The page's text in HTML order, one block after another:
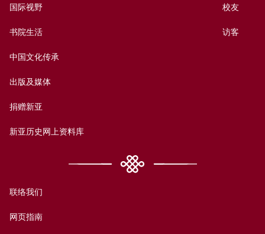
国际视野
书院生活
中国文化传承
出版及媒体
捐赠新亚
新亚历史网上资料库
校友
访客
联络我们
网页指南